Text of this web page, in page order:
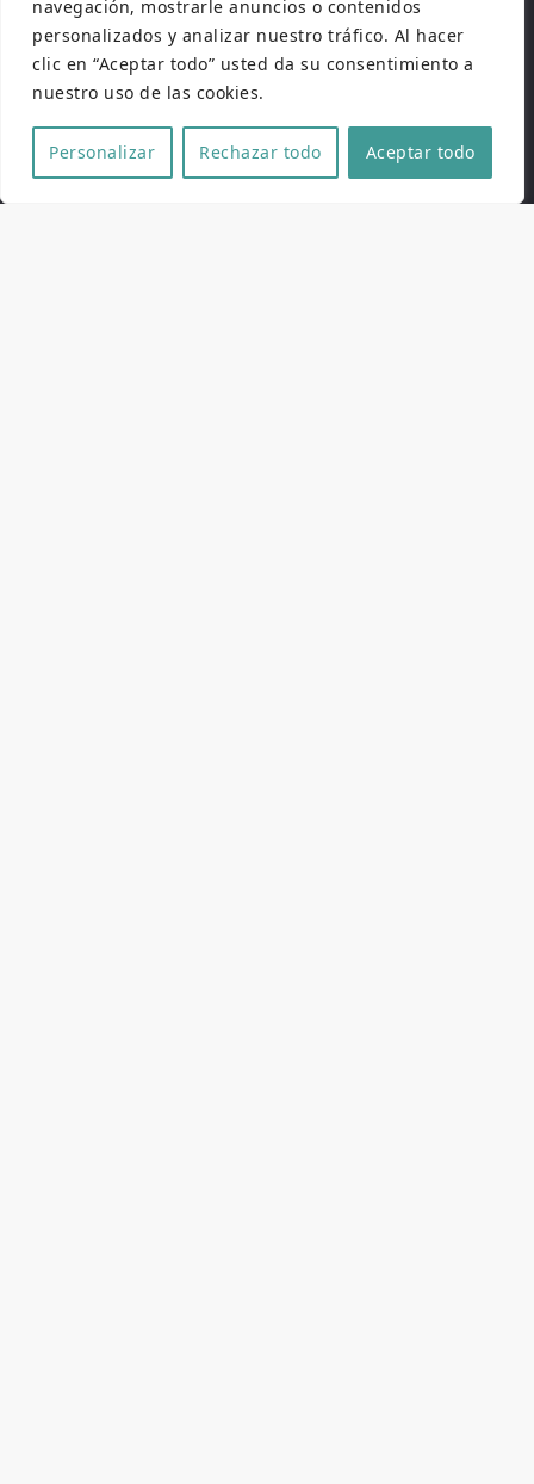
navegación, mostrarle anuncios o contenidos
personalizados y analizar nuestro tráfico. Al hacer
clic en “Aceptar todo” usted da su consentimiento a
nuestro uso de las cookies.
Personalizar Rechazar todo Aceptar todo
enApp Store. Totalmente gratuita y actualizada.